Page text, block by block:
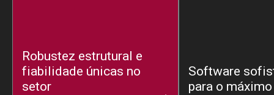
Robustez estrutural e
fiabilidade únicas no
setor
Software
para o